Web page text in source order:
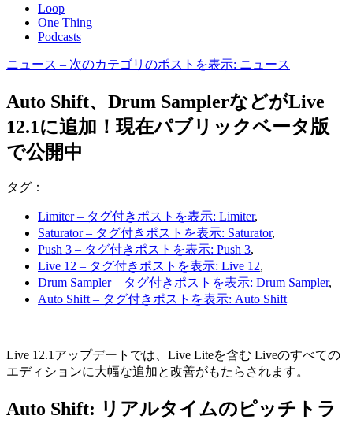
Loop
One Thing
Podcasts
ニュース – 次のカテゴリのポストを表示: ニュース
Auto Shift、Drum SamplerなどがLive
12.1に追加！現在パブリックベータ版
で公開中
タグ：
Limiter– タグ付きポストを表示: Limiter,
Saturator– タグ付きポストを表示: Saturator,
Push 3 – タグ付きポストを表示: Push 3,
Live 12 – タグ付きポストを表示: Live 12,
Drum Sampler– タグ付きポストを表示: Drum Sampler,
Auto Shift– タグ付きポストを表示: Auto Shift
Live 12.1アップデートでは、Live Liteを含む Liveのすべての
エディションに大幅な追加と改善がもたらされます。
Auto Shift: リアルタイムのピッチトラ